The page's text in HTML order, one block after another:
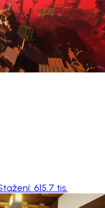
615.7 tis.